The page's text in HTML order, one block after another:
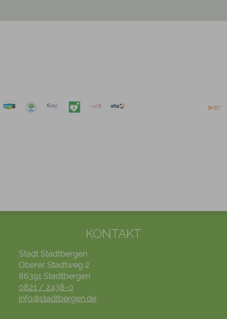
KONTAKT
Stadt Stadtbergen
Oberer Stadtweg 2
86391 Stadtbergen
0821 / 2438-0
info@stadtbergen.de